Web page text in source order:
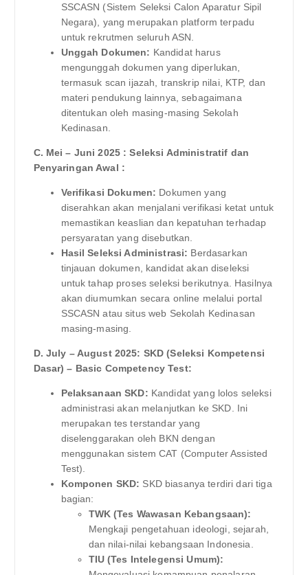
SSCASN (Sistem Seleksi Calon Aparatur Sipil
Negara), yang merupakan platform terpadu
untuk rekrutmen seluruh ASN.
Unggah Dokumen: Kandidat harus
mengunggah dokumen yang diperlukan,
termasuk scan ijazah, transkrip nilai, KTP, dan
materi pendukung lainnya, sebagaimana
ditentukan oleh masing-masing Sekolah
Kedinasan.
C. Mei – Juni 2025 : Seleksi Administratif dan
Penyaringan Awal :
Verifikasi Dokumen: Dokumen yang
diserahkan akan menjalani verifikasi ketat untuk
memastikan keaslian dan kepatuhan terhadap
persyaratan yang disebutkan.
Hasil Seleksi Administrasi: Berdasarkan
tinjauan dokumen, kandidat akan diseleksi
untuk tahap proses seleksi berikutnya. Hasilnya
akan diumumkan secara online melalui portal
SSCASN atau situs web Sekolah Kedinasan
masing-masing.
D. July – August 2025: SKD (Seleksi Kompetensi
Dasar) – Basic Competency Test:
Pelaksanaan SKD: Kandidat yang lolos seleksi
administrasi akan melanjutkan ke SKD. Ini
merupakan tes terstandar yang
diselenggarakan oleh BKN dengan
menggunakan sistem CAT (Computer Assisted
Test).
Komponen SKD: SKD biasanya terdiri dari tiga
bagian:
TWK (Tes Wawasan Kebangsaan):
Mengkaji pengetahuan ideologi, sejarah,
dan nilai-nilai kebangsaan Indonesia.
TIU (Tes Intelegensi Umum):